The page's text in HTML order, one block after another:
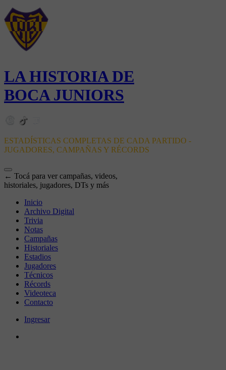
LA HISTORIA DE
BOCA JUNIORS
ESTADÍSTICAS COMPLETAS DE CADA PARTIDO -
JUGADORES, CAMPAÑAS Y RÉCORDS
← Tocá para ver campañas, videos,
historiales, jugadores, DTs y más
Inicio
Archivo Digital
Trivia
Notas
Campañas
Historiales
Estadios
Jugadores
Técnicos
Récords
Videoteca
Contacto
Ingresar